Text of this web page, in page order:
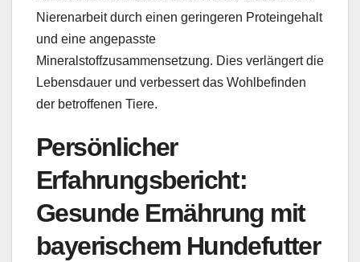
Nierenarbeit durch einen geringeren Proteingehalt
und eine angepasste
Mineralstoffzusammensetzung. Dies verlängert die
Lebensdauer und verbessert das Wohlbefinden
der betroffenen Tiere.
Persönlicher
Erfahrungsbericht:
Gesunde Ernährung mit
bayerischem Hundefutter